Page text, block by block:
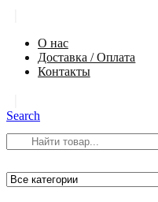
О нас
Доставка / Оплата
Контакты
Search